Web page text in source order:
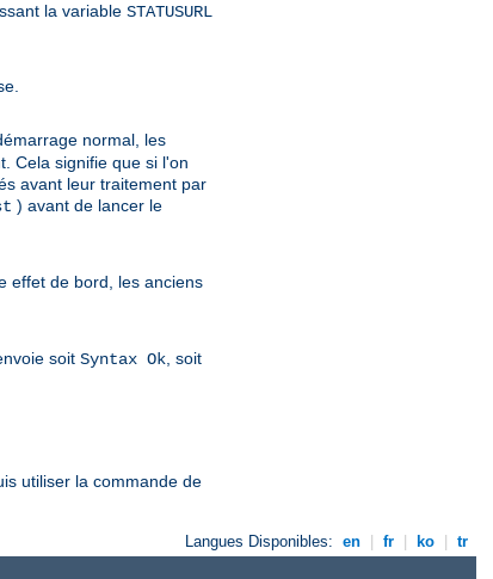
la variable STATUSURL
normal, les
Cela signifie que si l'on
avant leur traitement par
) avant de lancer le
effet de bord, les anciens
soit Syntax Ok , soit
utiliser la commande de
Langues Disponibles: en fr ko tr